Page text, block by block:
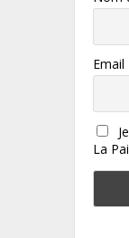
Email
La